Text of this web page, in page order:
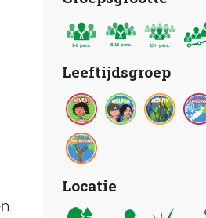
Leeftijdsgroep
Locatie